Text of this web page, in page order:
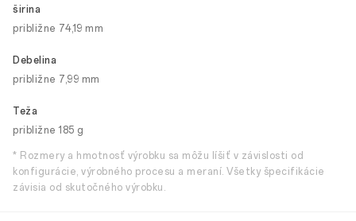
širina
približne 74,19 mm
Debelina
približne 7,99 mm
Teža
približne 185 g
* Rozmery a hmotnosť výrobku sa môžu líšiť v závislosti od
konfigurácie, výrobného procesu a meraní. Všetky špecifikácie
závisia od skutočného výrobku.